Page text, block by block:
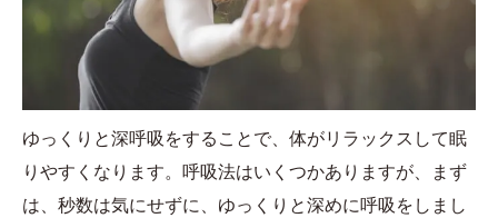
ゆっくりと深呼吸をすることで、体がリラックスして眠
りやすくなります。呼吸法はいくつかありますが、まず
は、秒数は気にせずに、ゆっくりと深めに呼吸をしまし